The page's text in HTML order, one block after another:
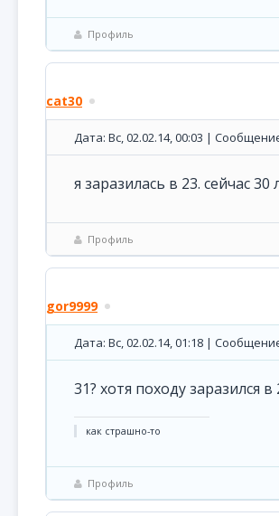
Профиль
cat30
Дата: Вс, 02.02.14, 00:03 |
я заразилась в 23. сейчас 30
Профиль
gor9999
Дата: Вс, 02.02.14, 01:18 |
31? хотя походу заразился в
как страшно-то
Профиль